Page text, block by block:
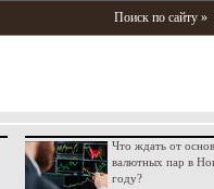
Поиск по сайту »
Что ждать от
валютных пар в
году?